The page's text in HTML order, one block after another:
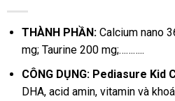
THÀNH PHẦN: Calcium nano
mg; Taurine 200 mg;………..
CÔNG DỤNG: Pediasure Kid
DHA, acid amin, vitamin và